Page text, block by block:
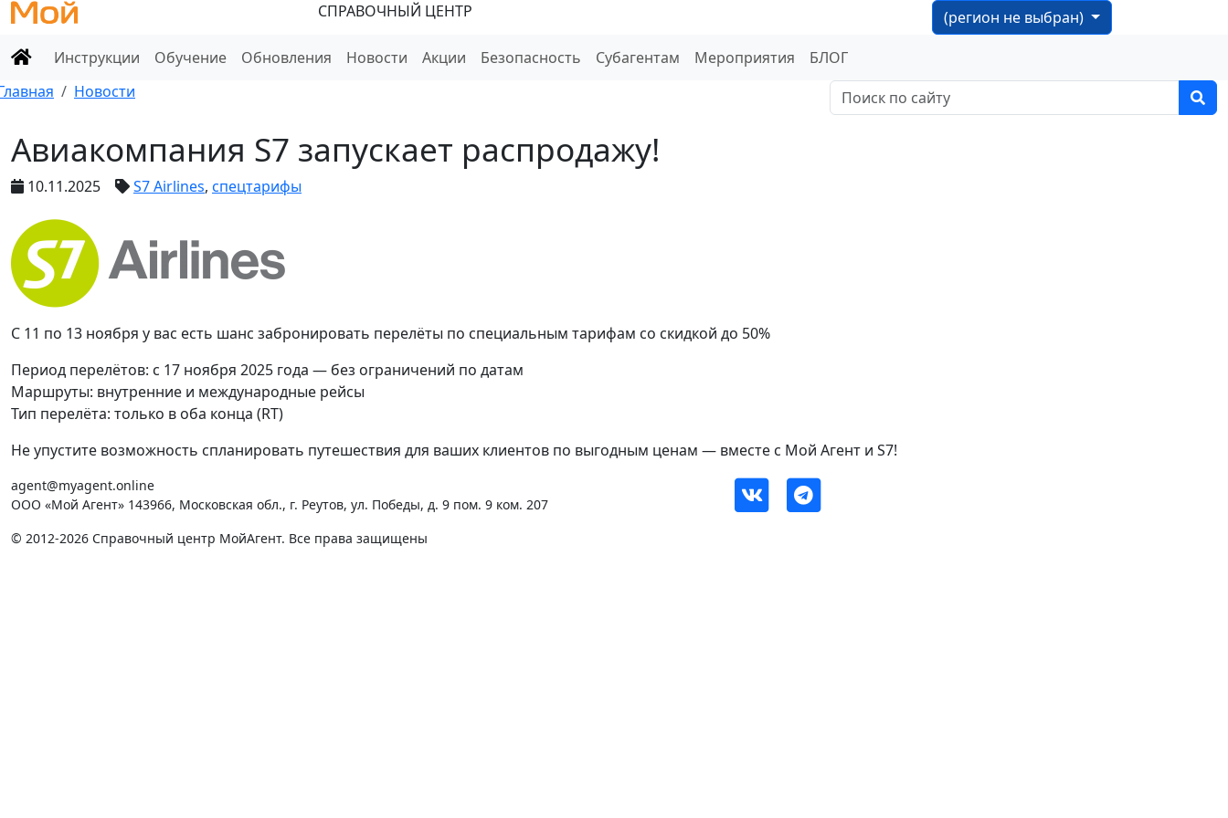
СПРАВОЧНЫЙ ЦЕНТР
(регион не выбран)
Инструкции
Обучение Обновления Новости Акции Безопасность Субагентам Мероприятия
БЛОГ
Новости
Авиакомпания S7 запускает распродажу!
10.11.2025 S7 Airlines, спецтарифы
С 11 по 13 ноября у вас есть шанс забронировать перелёты по специальным тарифам со скидкой до 50%
Период перелётов: с 17 ноября 2025 года — без ограничений по датам
Маршруты: внутренние и международные рейсы
Тип перелёта: только в оба конца (RT)
Не упустите возможность спланировать путешествия для ваших клиентов по выгодным ценам — вместе с Мой Агент и S7!
agent@myagent.online
ООО «Мой Агент» 143966, Московская обл., г. Реутов, ул. Победы, д. 9 пом. 9 ком. 207
© 2012-2026 Справочный центр МойАгент. Все права защищены